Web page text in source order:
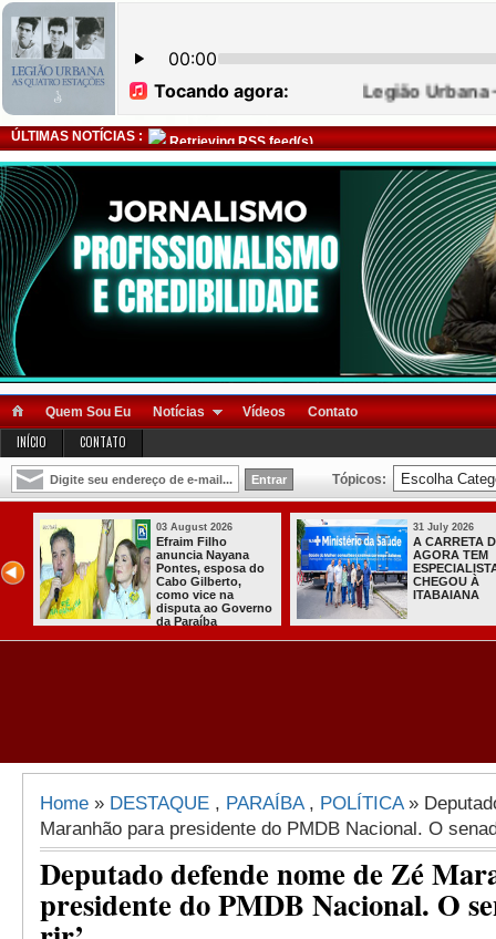
ÚLTIMAS NOTÍCIAS : Retrieving RSS feed(s)
Quem Sou Eu Notícias Vídeos Contato
INÍCIO CONTATO
Tópicos:
03 August 2026
Efraim Filho
anuncia Nayana
Pontes, esposa do
Cabo Gilberto,
como vice na
disputa ao Governo
da Paraíba
31 July 2026
A CARRETA
AGORA TEM
CHEGOU À
ITABAIANA
Home » DESTAQUE , PARAÍBA, POLÍTICA»
Maranhão para presidente do PMDB Nacional. O
Deputado defende nome de Zé
presidente do PMDB Nacional. O